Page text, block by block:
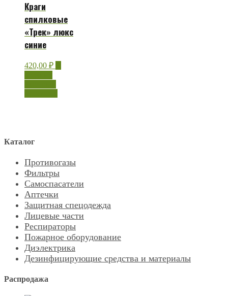
Краги
спилковые
«Трек» люкс
синие
420,00 ₽
Каталог
Противогазы
Фильтры
Самоспасатели
Аптечки
Защитная спецодежда
Лицевые части
Респираторы
Пожарное оборудование
Диэлектрика
Дезинфицирующие средства и материалы
Распродажа